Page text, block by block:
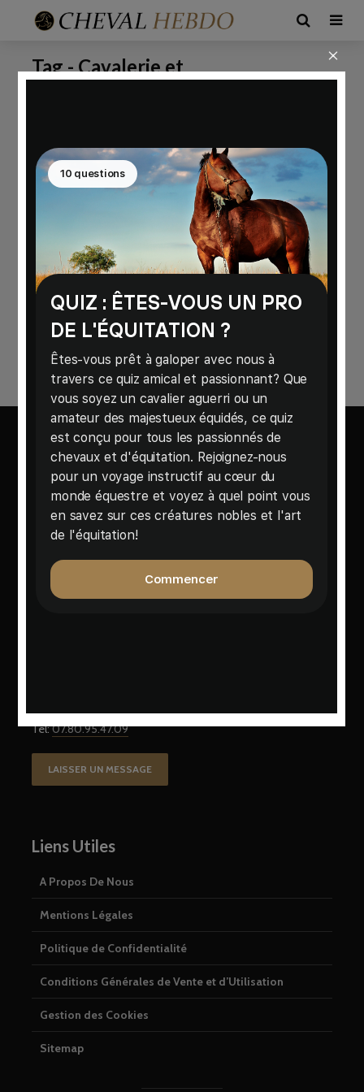
Tag - Cavalerie et
Cheval Hebdo>Cavalerie
CONSEILS
Cheval Passion: Événement
Équestre Incontournable
122 vues 9 min de lecture
Votre source d'information hebdomadaire sur l'univers
équestre et le bien-être des chevaux.
Tel:07.80.95.47.09
LAISSER UN MESSAGE
Liens Utiles
A Propos De Nous
Mentions Légales
Politique de Confidentialité
Conditions Générales de Vente et d’Utilisation
Gestion des Cookies
Sitemap